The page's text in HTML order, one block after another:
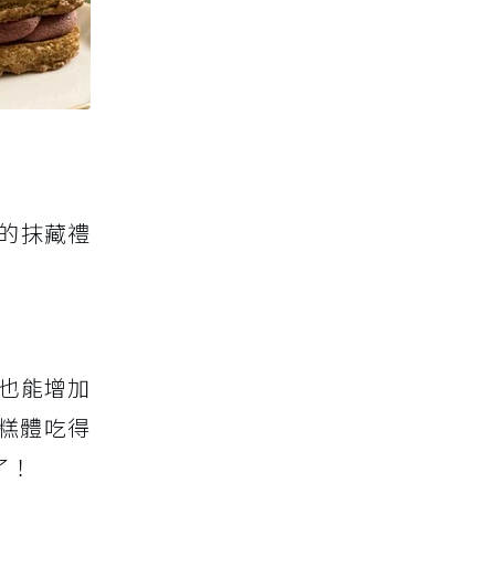
抹藏禮
能增加
體吃得